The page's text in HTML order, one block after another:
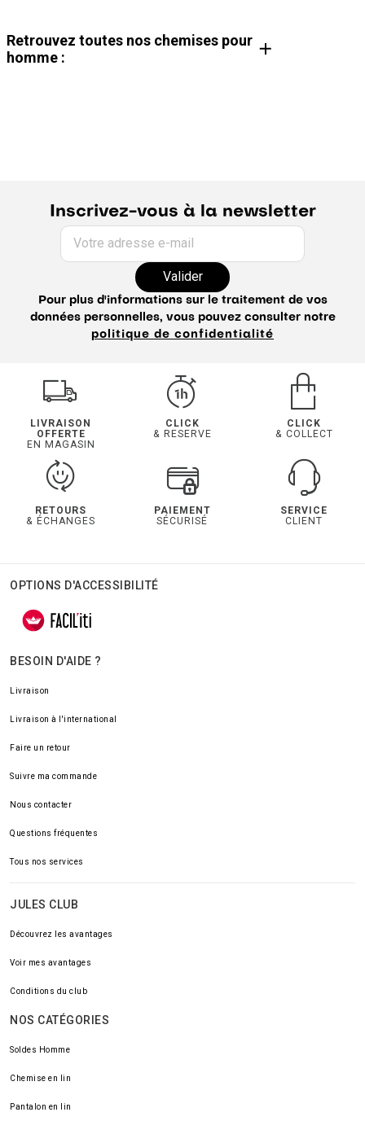
Retrouvez toutes nos chemises pour
homme :
Chemise manche longue homme
Chemisette homme
Guide de la chemiseChemise hiver homme
Chemise regular homme
Inscrivez-vous à la newsletter
Votre adresse e-mail
Valider
Pour plus d'informations sur le traitement de vos
données personnelles, vous pouvez consulter notre
politique de confidentialité
LIVRAISON
OFFERTE
EN MAGASIN
CLICK
& RESERVE
CLICK
& COLLECT
RETOURS
& ÉCHANGES
PAIEMENT
SÉCURISÉ
SERVICE
CLIENT
OPTIONS D'ACCESSIBILITÉ
BESOIN D'AIDE ?
Livraison
Livraison à l'international
Faire un retour
Suivre ma commande
Nous contacter
Questions fréquentes
Tous nos services
JULES CLUB
Découvrez les avantages
Voir mes avantages
Conditions du club
NOS CATÉGORIES
Soldes Homme
Chemise en lin
Pantalon en lin